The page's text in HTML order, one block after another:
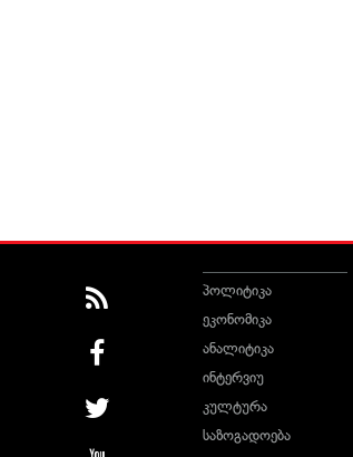
პოლიტიკა
ეკონომიკა
ანალიტიკა
ინტერვიუ
კულტურა
საზოგადოება